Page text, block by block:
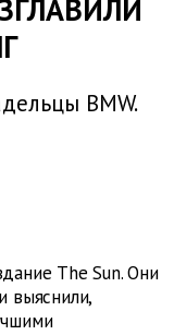
BMW.
The Sun. Они
выяснили,